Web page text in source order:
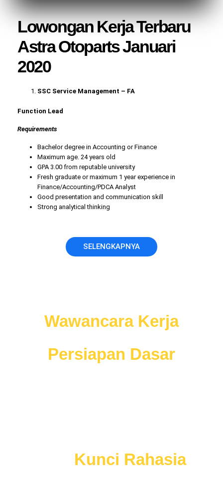
Lowongan Kerja Terbaru
Astra Otoparts Januari
2020
SSC Service Management – FA
Function Lead
Requirements
Bachelor degree in Accounting or Finance
Maximum age. 24 years old
GPA 3.00 from reputable university
Fresh graduate or maximum 1 year experience in
Finance/Accounting/PDCA Analyst
Good presentation and communication skill
Strong analytical thinking
SELENGKAPNYA
Wawancara Kerja
Persiapan Dasar
Kunci Rahasia